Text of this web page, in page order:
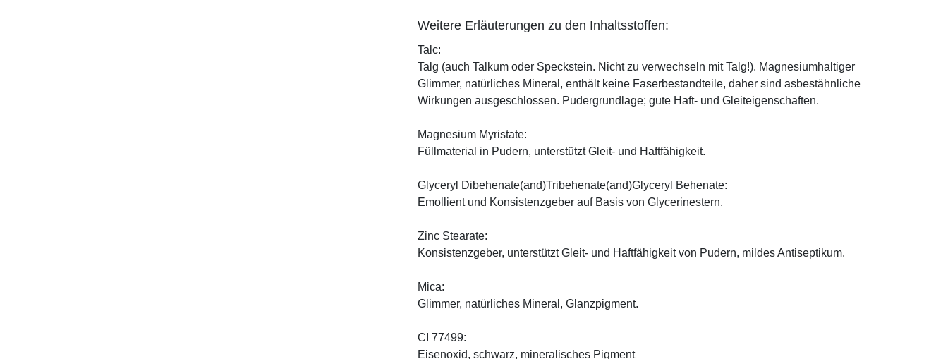
Weitere Erläuterungen zu den Inhaltsstoffen:
Talc:
Talg (auch Talkum oder Speckstein. Nicht zu verwechseln mit Talg!). Magnesiumhaltiger
Glimmer, natürliches Mineral, enthält keine Faserbestandteile, daher sind asbestähnliche
Wirkungen ausgeschlossen. Pudergrundlage; gute Haft- und Gleiteigenschaften.
Magnesium Myristate:
Füllmaterial in Pudern, unterstützt Gleit- und Haftfähigkeit.
Glyceryl Dibehenate(and)Tribehenate(and)Glyceryl Behenate:
Emollient und Konsistenzgeber auf Basis von Glycerinestern.
Zinc Stearate:
Konsistenzgeber, unterstützt Gleit- und Haftfähigkeit von Pudern, mildes Antiseptikum.
Mica:
Glimmer, natürliches Mineral, Glanzpigment.
CI 77499:
Eisenoxid, schwarz, mineralisches Pigment